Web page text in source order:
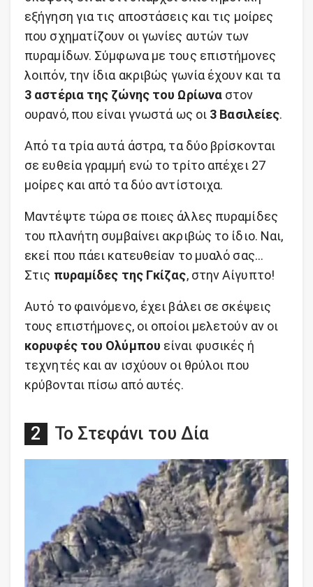
εξήγηση για τις αποστάσεις και τις μοίρες
που σχηματίζουν οι γωνίες αυτών των
πυραμίδων. Σύμφωνα με τους επιστήμονες
λοιπόν, την ίδια ακριβώς γωνία έχουν και τα
3 αστέρια της ζώνης του Ωρίωνα στον
ουρανό, που είναι γνωστά ως οι 3 Βασιλείες.
Από τα τρία αυτά άστρα, τα δύο βρίσκονται
σε ευθεία γραμμή ενώ το τρίτο απέχει 27
μοίρες και από τα δύο αντίστοιχα.
Μαντέψτε τώρα σε ποιες άλλες πυραμίδες
του πλανήτη συμβαίνει ακριβώς το ίδιο. Ναι,
εκεί που πάει κατευθείαν το μυαλό σας…
Στις πυραμίδες της Γκίζας, στην Αίγυπτο!
Αυτό το φαινόμενο, έχει βάλει σε σκέψεις
τους επιστήμονες, οι οποίοι μελετούν αν οι
κορυφές του Ολύμπου είναι φυσικές ή
τεχνητές και αν ισχύουν οι θρύλοι που
κρύβονται πίσω από αυτές.
Το Στεφάνι του Δία